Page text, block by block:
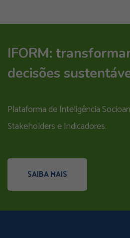
IFORM:
decisões
Plataforma de Inteligência
Stakeholders e Indicadores.
SAIBA MAIS